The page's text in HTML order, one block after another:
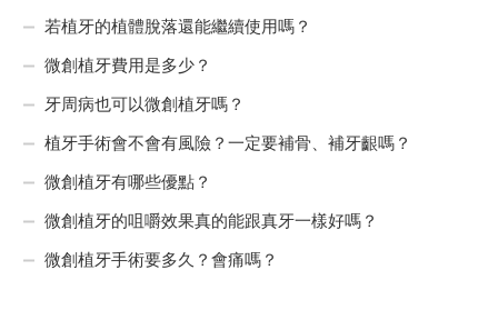
若植牙的植體脫落還能繼續使用嗎？
微創植牙費用是多少？
牙周病也可以微創植牙嗎？
植牙手術會不會有風險？一定要補骨、補牙齦嗎？
微創植牙有哪些優點？
微創植牙的咀嚼效果真的能跟真牙一樣好嗎？
微創植牙手術要多久？會痛嗎？